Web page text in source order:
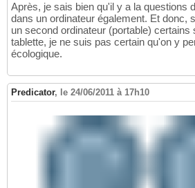
Après, je sais bien qu'il y a la questions
dans un ordinateur également. Et donc,
un second ordinateur (portable) certains
tablette, je ne suis pas certain qu'on y
écologique.
Predicator, le 24/06/2011 à 17h10